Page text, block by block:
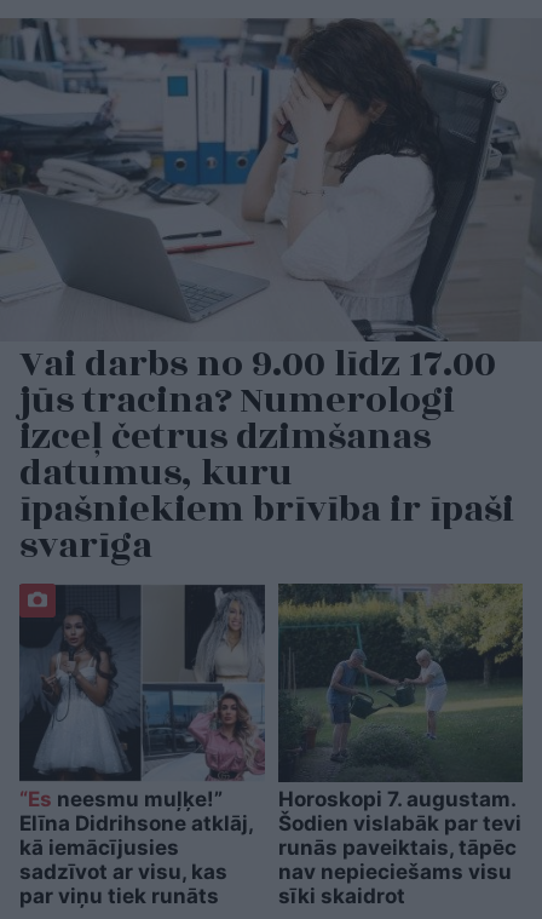
Vai darbs no 9.00 līdz 17.00
jūs tracina? Numerologi
izceļ četrus dzimšanas
datumus, kuru
īpašniekiem brīvība ir īpaši
svarīga
“Es neesmu muļķe!”
Elīna Didrihsone atklāj,
kā iemācījusies
sadzīvot ar visu, kas
par viņu tiek runāts
Horoskopi 7. augustam.
Šodien vislabāk par tevi
runās paveiktais, tāpēc
nav nepieciešams visu
sīki skaidrot